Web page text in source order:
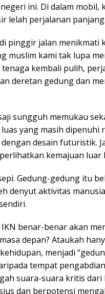
ini. Di dalam mobil,
lelah perjalanan panjang.
pinggir jalan menikmati
muslim kami tak lupa
tenaga kembali pulih,
deretan gedung dan
sungguh memukau
yang masih dipenuhi
desain futuristik.
kemajuan luar
Gedung-gedung itu
denyut aktivitas
benar-benar akan
depan? Ataukah
menjadi
tempat
suara-suara kritis dari
dan berpotensi